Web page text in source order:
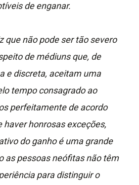
de enganar.
que não pode ser tão severo
de médiuns que, de
e discreta, aceitam uma
tempo consagrado ao
perfeitamente de acordo
haver honrosas exceções,
do ganho é uma grande
as pessoas neófitas não têm
para distinguir o